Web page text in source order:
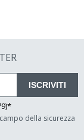
ISCRIVITI
della sicurezza